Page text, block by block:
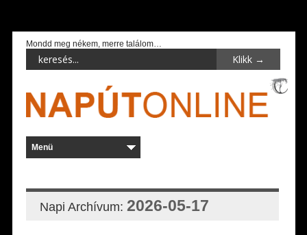
Mondd meg nékem, merre találom…
Napi Archívum: 2026-05-17